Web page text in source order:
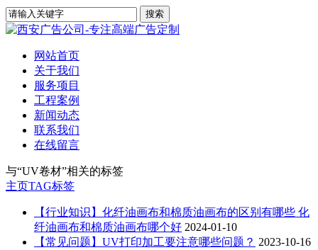
网站首页
关于我们
服务项目
工程案例
新闻动态
联系我们
在线留言
与“UV卷材”相关的标签
主页TAG标签
【行业知识】化纤油画布和棉质油画布的区别有哪些 化
纤油画布和棉质油画布哪个好 2024-01-10
【常见问题】UV打印加工要注意哪些问题？ 2023-10-16